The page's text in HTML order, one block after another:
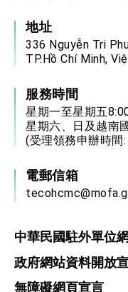
地址
336 Nguyễn Tri
TP.Hồ Chí Minh,
服務時間
星期一至星期五
星期六、日及越南
(受理領務申辦時間
電郵信箱
中華民國駐外單位
政府網站資料開放
無障礙網頁宣言